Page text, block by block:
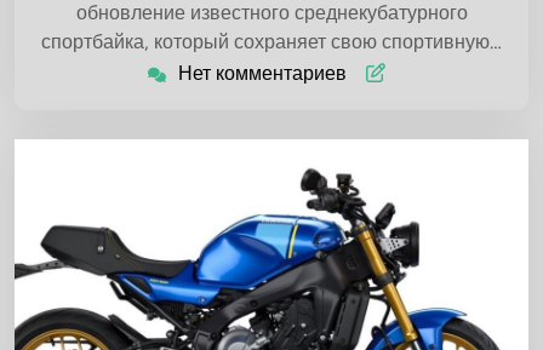
обновление известного среднекубатурного
спортбайка, который сохраняет свою спортивную…
Нет комментариев